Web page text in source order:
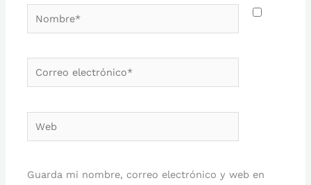
Nombre*
Correo
electrónico*
Web
Guarda mi nombre, correo electrónico y web en